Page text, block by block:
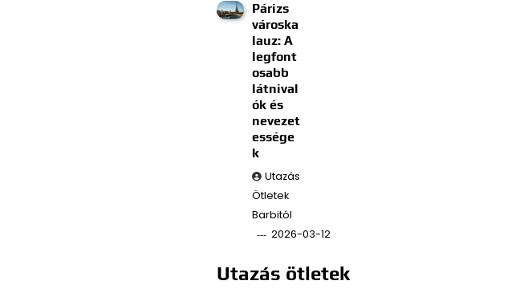
Párizs
városka
lauz: A
legfont
osabb
látnival
ók és
nevezet
essége
k
Utazás
Ötletek
Barbitól
2026-03-12
Utazás ötletek